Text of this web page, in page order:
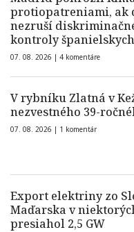
protiopatreniami, ak
nezruší
kontroly
07. 08. 2026 | 4 komentáre
V rybníku Zlatná v
nezvestného 39-
07. 08. 2026 | 1 komentár
Export elektriny zo
Maďarska v
presiahol 2,5 GW